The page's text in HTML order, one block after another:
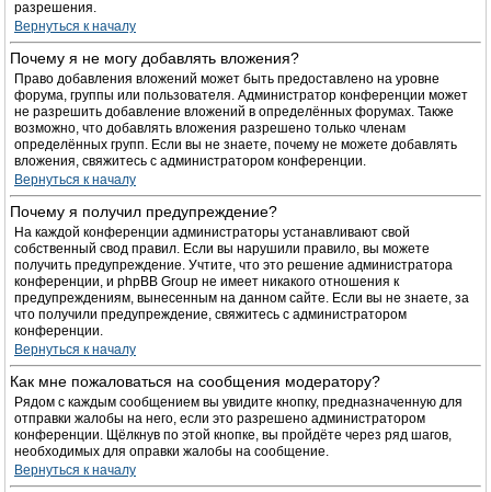
разрешения.
Вернуться к началу
Почему я не могу добавлять вложения?
Право добавления вложений может быть предоставлено на уровне
форума, группы или пользователя. Администратор конференции может
не разрешить добавление вложений в определённых форумах. Также
возможно, что добавлять вложения разрешено только членам
определённых групп. Если вы не знаете, почему не можете добавлять
вложения, свяжитесь с администратором конференции.
Вернуться к началу
Почему я получил предупреждение?
На каждой конференции администраторы устанавливают свой
собственный свод правил. Если вы нарушили правило, вы можете
получить предупреждение. Учтите, что это решение администратора
конференции, и phpBB Group не имеет никакого отношения к
предупреждениям, вынесенным на данном сайте. Если вы не знаете, за
что получили предупреждение, свяжитесь с администратором
конференции.
Вернуться к началу
Как мне пожаловаться на сообщения модератору?
Рядом с каждым сообщением вы увидите кнопку, предназначенную для
отправки жалобы на него, если это разрешено администратором
конференции. Щёлкнув по этой кнопке, вы пройдёте через ряд шагов,
необходимых для оправки жалобы на сообщение.
Вернуться к началу